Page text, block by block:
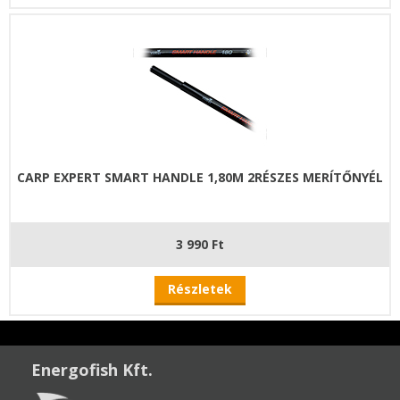
CARP EXPERT SMART HANDLE 1,80M 2RÉSZES MERÍTŐNYÉL
3 990 Ft
Részletek
Energofish Kft.